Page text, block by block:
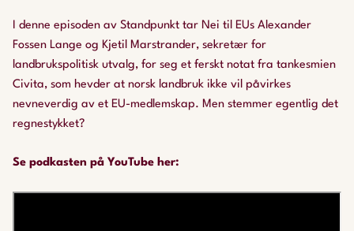
I denne episoden av Standpunkt tar Nei til EUs Alexander
Fossen Lange og Kjetil Marstrander, sekretær for
landbrukspolitisk utvalg, for seg et ferskt notat fra tankesmien
Civita, som hevder at norsk landbruk ikke vil påvirkes
nevneverdig av et EU-medlemskap. Men stemmer egentlig det
regnestykket?
Se podkasten på YouTube her: